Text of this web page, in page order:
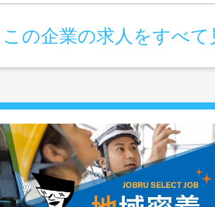
この企業の求人をすべて